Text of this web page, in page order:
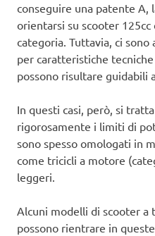
conseguire una patente A,
orientarsi su scooter
categoria. Tuttavia, ci sono
per caratteristiche
possono risultare guidabili
In questi casi, però, si
rigorosamente i limiti di
sono spesso omologati in
come tricicli a motore
leggeri.
Alcuni modelli di scooter a
possono rientrare in